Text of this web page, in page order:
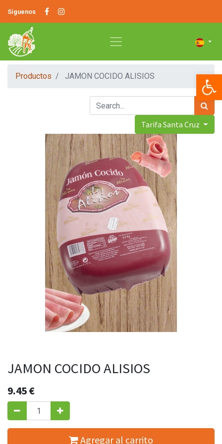
Síguenos
Productos JAMON COCIDO ALISIOS
Tarifa Santa Cruz
JAMON COCIDO ALISIOS
9.45€
Agregar al carrito